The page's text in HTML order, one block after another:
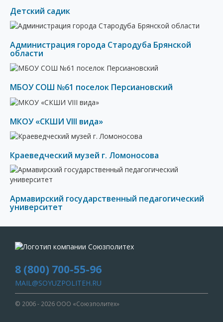
Детский садик
Администрация города Стародуба Брянской
области
МБОУ СОШ №61 поселок Персиановский
МКОУ «СКШИ VIII вида»
Краеведческий музей г. Ломоносова
Армавирский государственный педагогический
университет
8 (800) 700-55-96
MAIL@SOYUZPOLITEH.RU
© 2006 - 2026 ООО «Союзполитех»